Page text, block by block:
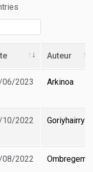
Auteur
2023 Arkinoa
10/2022 Goriyhairry
08/2022 Ombregem